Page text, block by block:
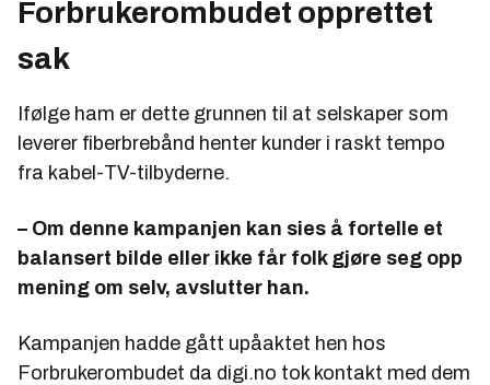
Forbrukerombudet opprettet
sak
Ifølge ham er dette grunnen til at selskaper som
leverer fiberbrebånd henter kunder i raskt tempo
fra kabel-TV-tilbyderne.
– Om denne kampanjen kan sies å fortelle et
balansert bilde eller ikke får folk gjøre seg opp
mening om selv, avslutter han.
Kampanjen hadde gått upåaktet hen hos
Forbrukerombudet da digi.no tok kontakt med dem